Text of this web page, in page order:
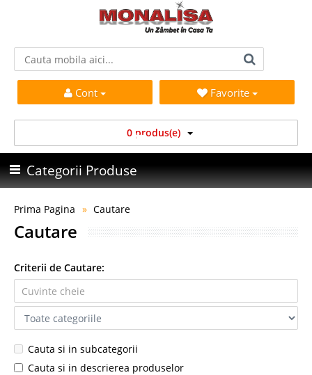
Cont Favorite
0 produs(e)
Categorii Produse
Prima Pagina Cautare
Cautare
Criterii de Cautare:
Cauta si in subcategorii
Cauta si in descrierea produselor